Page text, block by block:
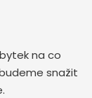
na co
snažit